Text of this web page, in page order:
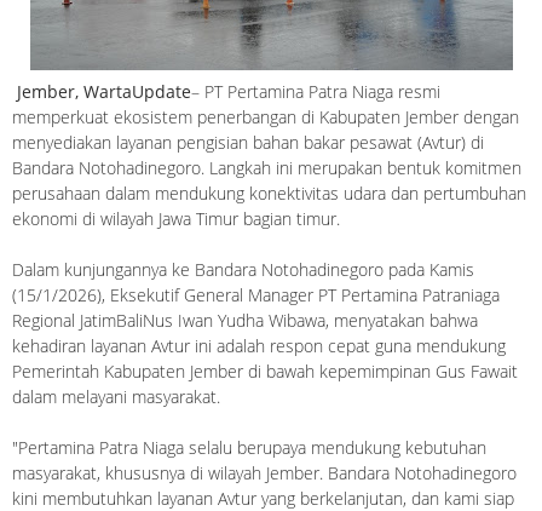
Jember, WartaUpdate– PT Pertamina Patra Niaga resmi
memperkuat ekosistem penerbangan di Kabupaten Jember dengan
menyediakan layanan pengisian bahan bakar pesawat (Avtur) di
Bandara Notohadinegoro. Langkah ini merupakan bentuk komitmen
perusahaan dalam mendukung konektivitas udara dan pertumbuhan
ekonomi di wilayah Jawa Timur bagian timur.
Dalam kunjungannya ke Bandara Notohadinegoro pada Kamis
(15/1/2026), Eksekutif General Manager PT Pertamina Patraniaga
Regional JatimBaliNus Iwan Yudha Wibawa, menyatakan bahwa
kehadiran layanan Avtur ini adalah respon cepat guna mendukung
Pemerintah Kabupaten Jember di bawah kepemimpinan Gus Fawait
dalam melayani masyarakat.
"Pertamina Patra Niaga selalu berupaya mendukung kebutuhan
masyarakat, khususnya di wilayah Jember. Bandara Notohadinegoro
kini membutuhkan layanan Avtur yang berkelanjutan, dan kami siap